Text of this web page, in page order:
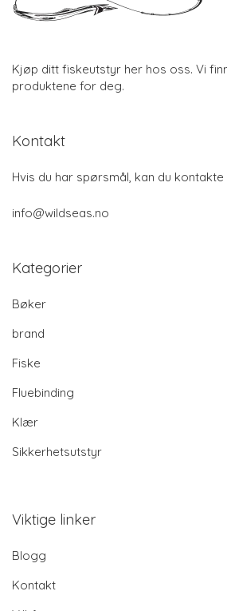
Kjøp ditt fiskeutstyr her hos oss. Vi
produktene for deg.
Kontakt
Hvis du har spørsmål, kan du
info@wildseas.no
Kategorier
Bøker
brand
Fiske
Fluebinding
Klær
Sikkerhetsutstyr
Viktige linker
Blogg
Kontakt